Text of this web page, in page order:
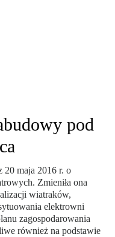
pod
20 maja 2016 r. o
Zmieniła ona
wiatraków,
elektrowni
zagospodarowania
również na podstawie